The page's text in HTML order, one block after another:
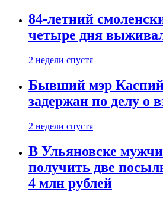
84-летний
четыре дня
2 недели спустя
Бывший мэр
задержан по делу о
2 недели спустя
В Ульяновске
получить две
4 млн рублей